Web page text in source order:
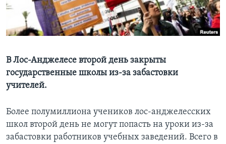
Learning English
В Лос-Анджелесе второй день закрыты
государственные школы из-за забастовки
учителей.
Более полумиллиона учеников лос-анджелесских
школ второй день не могут попасть на уроки из-за
забастовки работников учебных заведений. Всего в